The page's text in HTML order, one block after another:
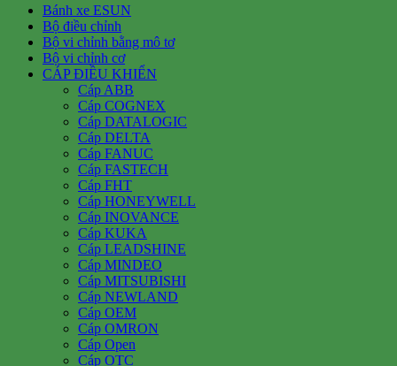
Bánh xe ESUN
Bộ điều chỉnh
Bộ vi chỉnh bằng mô tơ
Bộ vi chỉnh cơ
CÁP ĐIỀU KHIỂN
Cáp ABB
Cáp COGNEX
Cáp DATALOGIC
Cáp DELTA
Cáp FANUC
Cáp FASTECH
Cáp FHT
Cáp HONEYWELL
Cáp INOVANCE
Cáp KUKA
Cáp LEADSHINE
Cáp MINDEO
Cáp MITSUBISHI
Cáp NEWLAND
Cáp OEM
Cáp OMRON
Cáp Open
Cáp OTC